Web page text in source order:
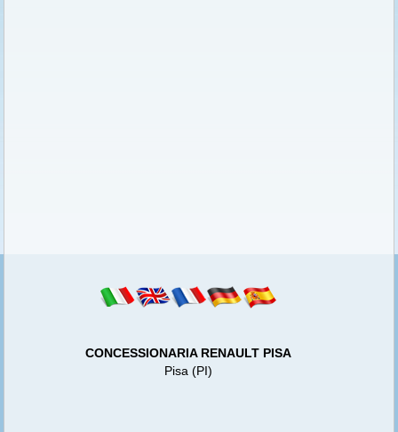
CONCESSIONARIA RENAULT PISA
Pisa (PI)